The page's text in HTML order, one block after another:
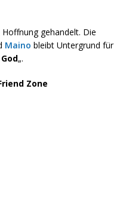
gehandelt. Die
Maino bleibt Untergrund für
„.
Zone